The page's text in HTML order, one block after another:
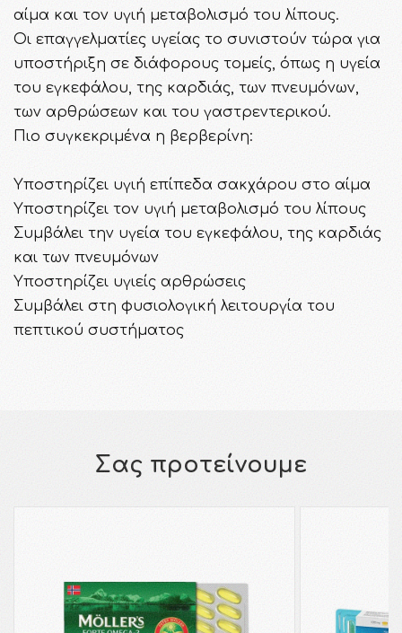
αίμα και τον υγιή μεταβολισμό του λίπους.
Οι επαγγελματίες υγείας το συνιστούν τώρα για
υποστήριξη σε διάφορους τομείς, όπως η υγεία
του εγκεφάλου, της καρδιάς, των πνευμόνων,
των αρθρώσεων και του γαστρεντερικού.
Πιο συγκεκριμένα η βερβερίνη:
Υποστηρίζει υγιή επίπεδα σακχάρου στο αίμα
Υποστηρίζει τον υγιή μεταβολισμό του λίπους
Συμβάλει την υγεία του εγκεφάλου, της καρδιάς
και των πνευμόνων
Υποστηρίζει υγιείς αρθρώσεις
Συμβάλει στη φυσιολογική λειτουργία του
πεπτικού συστήματος
Σας προτείνουμε